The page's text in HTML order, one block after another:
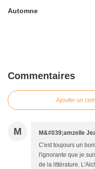
Automne
Commentaires
Ajouter un
M M&#039;amzelle
C'est toujours un
l'ignorante que je
de la littérature.